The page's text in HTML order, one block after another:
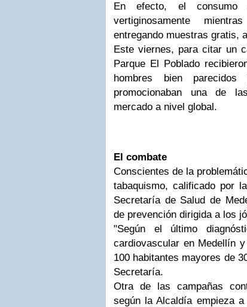
En efecto, el consumo
vertiginosamente
entregando muestras gratis,
Este viernes, para citar un
Parque El Poblado
hombres bien
promocionaban una de
mercado a nivel global.
El combate
Conscientes de la
tabaquismo, calificado por
Secretaría de Salud de
de prevención dirigida a los
"Según el último
cardiovascular en Medellín
100 habitantes mayores de
Secretaría.
Otra de las campañas
según la Alcaldía empieza